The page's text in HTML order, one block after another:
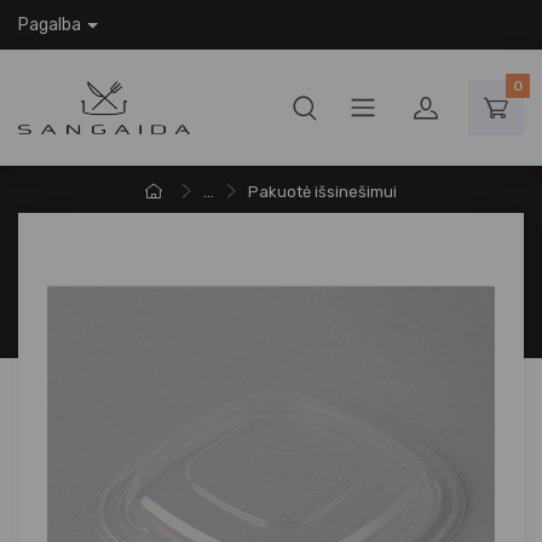
Pagalba
0
... Pakuotė išsinešimui